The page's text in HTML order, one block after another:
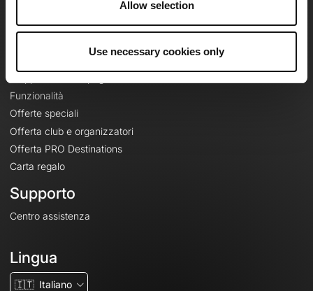
Allow selection
Use necessary cookies only
Le Mag'
Funzionalità
Offerte speciali
Offerta club e organizzatori
Offerta PRO Destinations
Carta regalo
Supporto
Centro assistenza
Lingua
🇮🇹 Italiano